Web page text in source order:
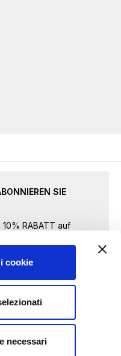
cookie
necessari
SIE
RABATT auf
ABSENDEN